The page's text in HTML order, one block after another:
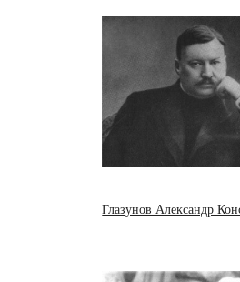
Глазунов Александр